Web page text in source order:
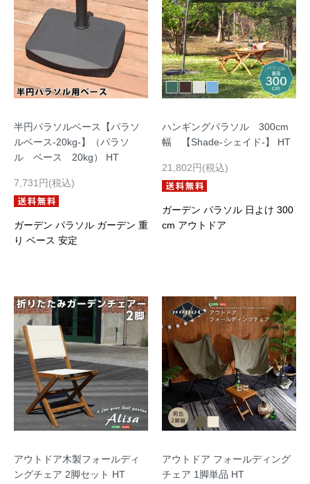
半円パラソルベース【パラソ
ルベース-20kg-】（パラソ
ル ベース 20kg） HT
7,731円(税込)
ガーデン パラソル ガーデン 重
り ベース 安定
ハンギングパラソル 300cm
幅 【Shade-シェイド-】 HT
21,802円(税込)
ガーデン パラソル 日よけ 300
cm アウトドア
アウトドア木製フォールディ
ングチェア 2脚セット HT
アウトドア フォールディング
チェア 1脚単品 HT